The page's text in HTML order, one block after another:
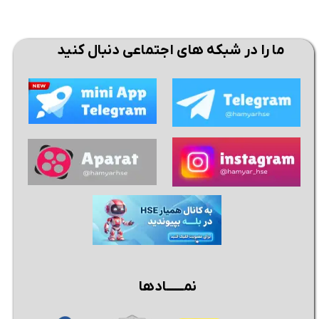
ما را در شبکه های اجتماعی دنبال کنید
نمــــــادها